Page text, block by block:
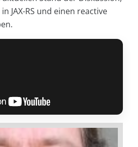
JAX-RS und einen reactive